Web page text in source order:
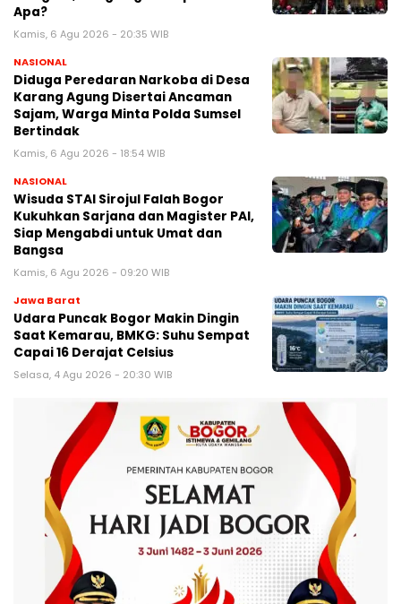
Apa?
Kamis, 6 Agu 2026 - 20:35 WIB
NASIONAL
Diduga Peredaran Narkoba di Desa
Karang Agung Disertai Ancaman
Sajam, Warga Minta Polda Sumsel
Bertindak
Kamis, 6 Agu 2026 - 18:54 WIB
NASIONAL
Wisuda STAI Sirojul Falah Bogor
Kukuhkan Sarjana dan Magister PAI,
Siap Mengabdi untuk Umat dan
Bangsa
Kamis, 6 Agu 2026 - 09:20 WIB
Jawa Barat
Udara Puncak Bogor Makin Dingin
Saat Kemarau, BMKG: Suhu Sempat
Capai 16 Derajat Celsius
Selasa, 4 Agu 2026 - 20:30 WIB